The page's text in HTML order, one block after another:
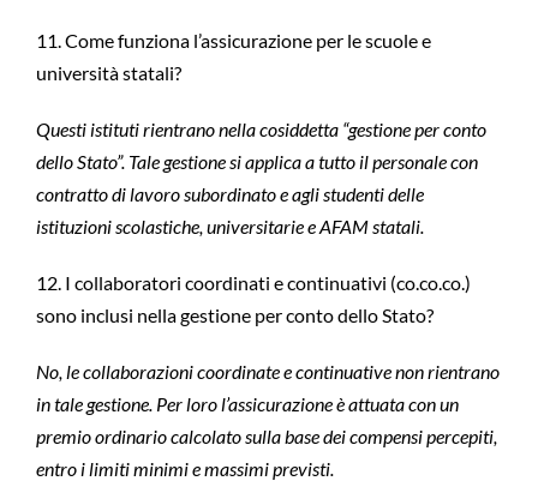
11. Come funziona l’assicurazione per le scuole e
università statali?
Questi istituti rientrano nella cosiddetta “gestione per conto
dello Stato”. Tale gestione si applica a tutto il personale con
contratto di lavoro subordinato e agli studenti delle
istituzioni scolastiche, universitarie e AFAM statali.
12. I collaboratori coordinati e continuativi (co.co.co.)
sono inclusi nella gestione per conto dello Stato?
No, le collaborazioni coordinate e continuative non rientrano
in tale gestione. Per loro l’assicurazione è attuata con un
premio ordinario calcolato sulla base dei compensi percepiti,
entro i limiti minimi e massimi previsti.